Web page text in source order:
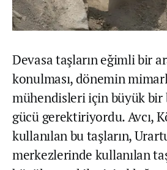
Devasa taşların eğimli bir
konulması, dönemin
mühendisleri için büyük bir
gücü gerektiriyordu. Avcı,
kullanılan bu taşların,
merkezlerinde kullanılan